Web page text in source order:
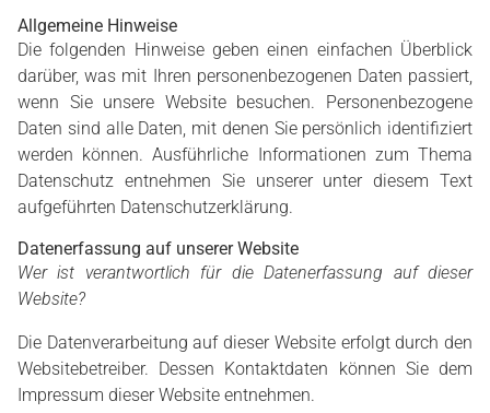
Allgemeine Hinweise
Die folgenden Hinweise geben einen einfachen Überblick
darüber, was mit Ihren personenbezogenen Daten passiert,
wenn Sie unsere Website besuchen. Personenbezogene
Daten sind alle Daten, mit denen Sie persönlich identifiziert
werden können. Ausführliche Informationen zum Thema
Datenschutz entnehmen Sie unserer unter diesem Text
aufgeführten Datenschutzerklärung.
Datenerfassung auf unserer Website
Wer ist verantwortlich für die Datenerfassung auf dieser
Website?
Die Datenverarbeitung auf dieser Website erfolgt durch den
Websitebetreiber. Dessen Kontaktdaten können Sie dem
Impressum dieser Website entnehmen.